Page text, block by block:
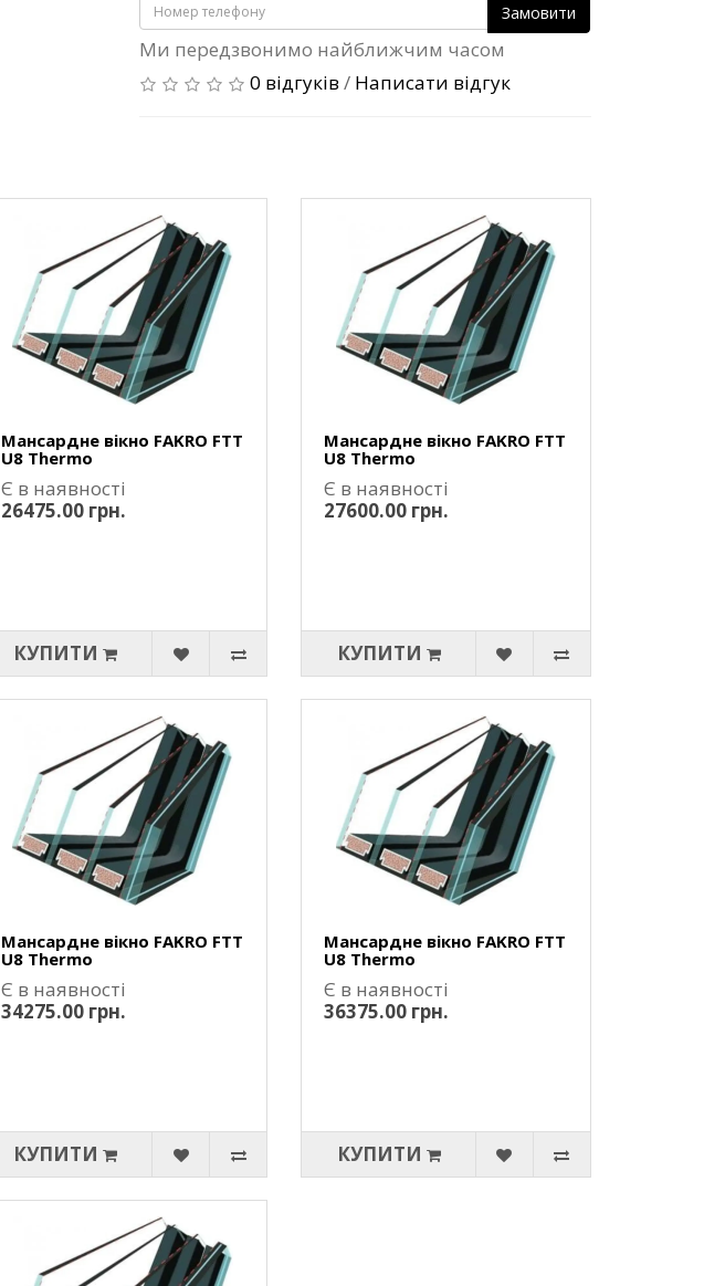
Замовити
Ми передзвонимо найближчим часом
0 відгуків / Написати відгук
Мансардне вікно FAKRO FTT
U8 Thermo
Є в наявності
26475.00 грн.
КУПИТИ
Мансардне вікно FAKRO FTT
U8 Thermo
Є в наявності
27600.00 грн.
КУПИТИ
Мансардне вікно FAKRO FTT
U8 Thermo
Є в наявності
34275.00 грн.
КУПИТИ
Мансардне вікно FAKRO FTT
U8 Thermo
Є в наявності
36375.00 грн.
КУПИТИ